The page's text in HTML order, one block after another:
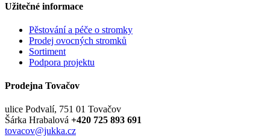
Užitečné informace
Pěstování a péče o stromky
Prodej ovocných stromků
Sortiment
Podpora projektu
Prodejna Tovačov
ulice Podvalí, 751 01 Tovačov
Šárka Hrabalová +420 725 893 691
tovacov@jukka.cz